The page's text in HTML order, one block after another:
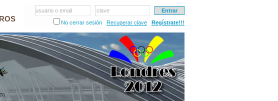
usuario o email
clave
No cerrar sesión
Recuperar clave Regístrate!!!